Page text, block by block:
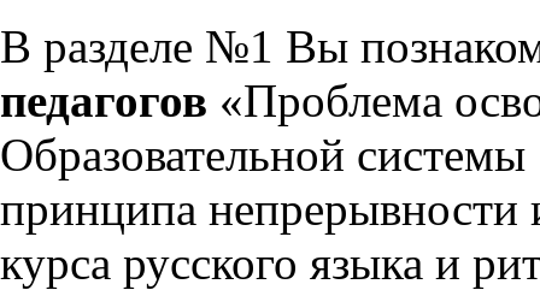
В разделе №1 Вы
педагогов «Проблема
Образовательной
принципа непрерывности
курса русского языка и